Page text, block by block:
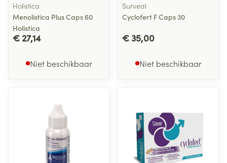
Holistica
Menolistica Plus Caps 60
Holistica
€ 27,14
Niet beschikbaar
Surveal
Cyclofert F Caps 30
€ 35,00
Niet beschikbaar